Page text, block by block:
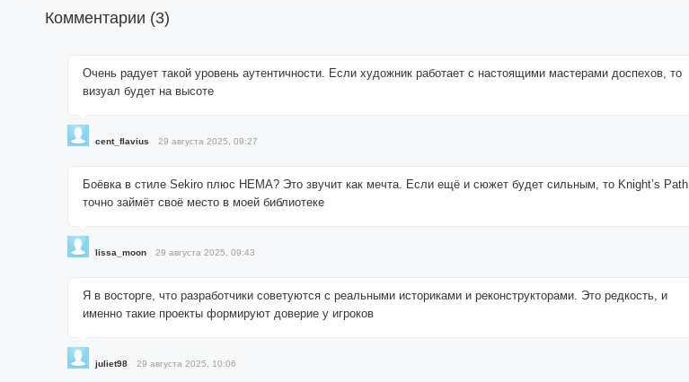
Комментарии (3)
Очень радует такой уровень аутентичности. Если художник работает с настоящими мастерами доспехов, то
визуал будет на высоте
cent_flavius 29 августа 2025, 09:27
Боёвка в стиле Sekiro плюс HEMA? Это звучит как мечта. Если ещё и сюжет будет сильным, то Knight’s Path
точно займёт своё место в моей библиотеке
lissa_moon 29 августа 2025, 09:43
Я в восторге, что разработчики советуются с реальными историками и реконструкторами. Это редкость, и
именно такие проекты формируют доверие у игроков
juliet98 29 августа 2025, 10:06